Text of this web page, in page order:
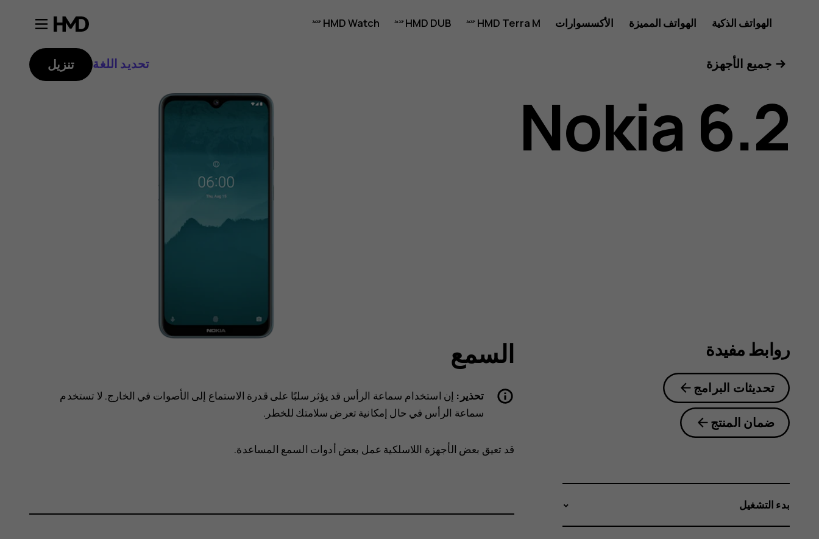
دليل
مستخدم
هاتف
الهواتف الذكية الهواتف المميزة الأكسسوارات HMD Terra M
HMD DUB
HMD Watch
جميع الأجهزة تحديد اللغة تنزيل
Nokia 6.2
السمع
تحذير: إن استخدام سماعة الرأس قد يؤثر سلبًا على قدرة الاستماع إلى الأصوات في الخارج. لا تستخدم
سماعة الرأس في حال إمكانية تعرض سلامتك للخطر.
‏‫قد تعيق بعض الأجهزة اللاسلكية عمل بعض أدوات السمع المساعدة.
روابط مفيدة
تحديثات البرامج
ضمان المنتج
بدء التشغيل